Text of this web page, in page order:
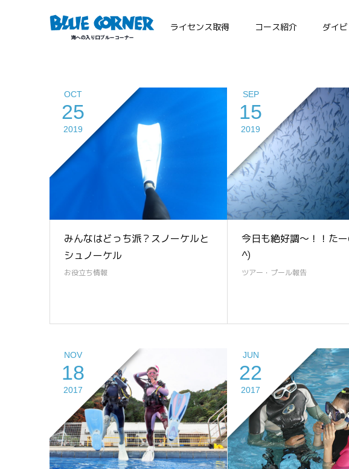
ライセンス取得 コース紹介 ダイ
OCT
25
2019
みんなはどっち派？スノーケルと
シュノーケル
お役立ち情報
SEP
15
2019
今日も絶好調～！！た
^)
ツアー・プール報告
NOV
18
2017
JUN
22
2017